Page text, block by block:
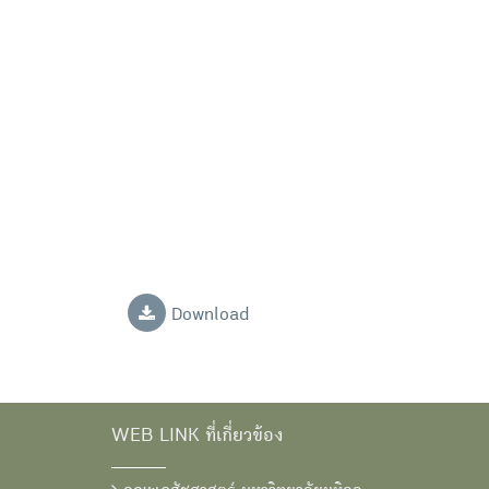
Download
WEB LINK ที่เกี่ยวข้อง